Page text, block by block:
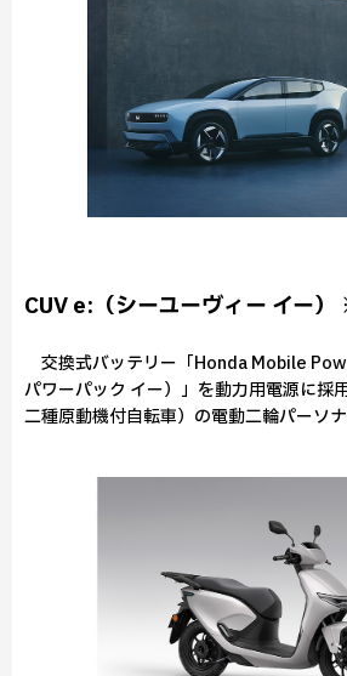
CUV e:（シーユーヴィー イー
交換式バッテリー「Honda Mobile
パワーパック イー）」を動力用電源に採
二種原動機付自転車）の電動二輪パーソナ